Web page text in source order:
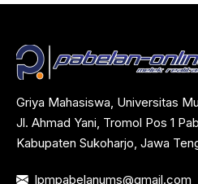
Griya Mahasiswa, Universitas
Jl. Ahmad Yani, Tromol Pos 1
Kabupaten Sukoharjo, Jawa
lpmpabelanums@gmail.com